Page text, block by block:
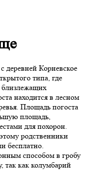
деревней Корневское
типа, где
близлежащих
находится в лесном
Площадь погоста
площадь,
для похорон.
родственники
бесплатно.
способом в гробу
так как колумбарий